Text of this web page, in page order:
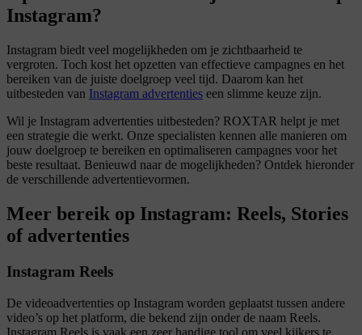
Instagram?
Instagram biedt veel mogelijkheden om je zichtbaarheid te
vergroten. Toch kost het opzetten van effectieve campagnes en het
bereiken van de juiste doelgroep veel tijd. Daarom kan het
uitbesteden van Instagram advertenties een slimme keuze zijn.
Wil je Instagram advertenties uitbesteden? ROXTAR helpt je met
een strategie die werkt. Onze specialisten kennen alle manieren om
jouw doelgroep te bereiken en optimaliseren campagnes voor het
beste resultaat. Benieuwd naar de mogelijkheden? Ontdek hieronder
de verschillende advertentievormen.
Meer bereik op Instagram: Reels, Stories
of advertenties
Instagram Reels
De videoadvertenties op Instagram worden geplaatst tussen andere
video’s op het platform, die bekend zijn onder de naam Reels.
Instagram Reels is vaak een zeer handige tool om veel kijkers te